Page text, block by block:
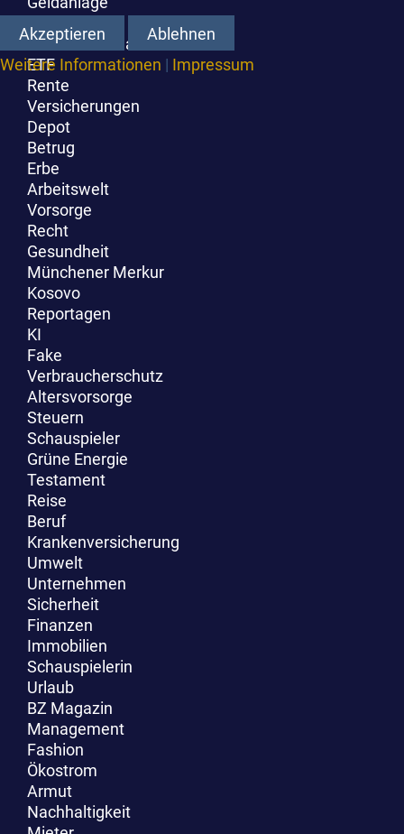
Lieblingsorte
Berlin Wirtschaft Mittelstand
ETF
Rente
Versicherungen
Depot
Betrug
Erbe
Arbeitswelt
Vorsorge
Recht
Gesundheit
Münchener Merkur
Kosovo
Reportagen
KI
Fake
Verbraucherschutz
Altersvorsorge
Steuern
Schauspieler
Grüne Energie
Testament
Reise
Beruf
Krankenversicherung
Umwelt
Unternehmen
Sicherheit
Finanzen
Immobilien
Schauspielerin
Urlaub
BZ Magazin
Management
Fashion
Ökostrom
Armut
Nachhaltigkeit
Akzeptieren
Ablehnen
Weitere Informationen | Impressum